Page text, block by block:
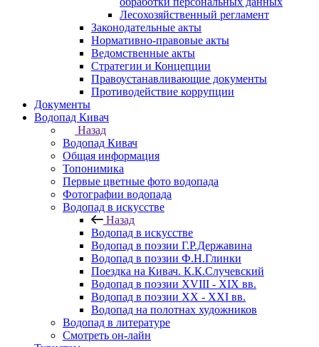
Лесохозяйственный регламент
Законодательные акты
Нормативно-правовые акты
Ведомственные акты
Стратегии и Концепции
Правоустанавливающие документы
Противодействие коррупции
Документы
Водопад Кивач
Назад
Водопад Кивач
Общая информация
Топонимика
Первые цветные фото водопада
Фотографии водопада
Водопад в искусстве
Назад
Водопад в искусстве
Водопад в поэзии Г.Р.Державина
Водопад в поэзии Ф.Н.Глинки
Поездка на Кивач. К.К.Случевский
Водопад в поэзии XVIII - XIX вв.
Водопад в поэзии XX - XXI вв.
Водопад на полотнах художников
Водопад в литературе
Смотреть он-лайн